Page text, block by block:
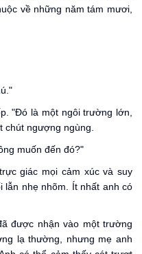
về những năm tám mươi,
"Đó là một ngôi trường lớn,
chút ngượng ngùng.
muốn đến đó?"
giác mọi cảm xúc và suy
lẫn nhẹ nhõm. Ít nhất anh có
được nhận vào một trường
lạ thường, nhưng mẹ anh